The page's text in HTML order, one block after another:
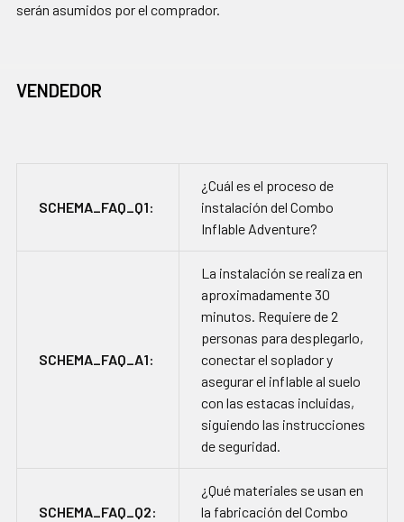
serán asumidos por el comprador.
VENDEDOR
SCHEMA_FAQ_Q1:
¿Cuál es el proceso de
instalación del Combo
Inflable Adventure?
SCHEMA_FAQ_A1:
La instalación se realiza en
aproximadamente 30
minutos. Requiere de 2
personas para desplegarlo,
conectar el soplador y
asegurar el inflable al suelo
con las estacas incluidas,
siguiendo las instrucciones
de seguridad.
SCHEMA_FAQ_Q2:
¿Qué materiales se usan en
la fabricación del Combo